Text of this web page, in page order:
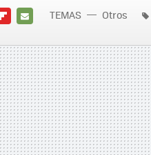
MAIL
TEMAS Otros